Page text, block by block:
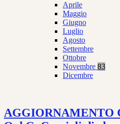
Aprile
Maggio
Giugno
Luglio
Agosto
Settembre
Ottobre
Novembre 83
Dicembre
AGGIORNAMENTO